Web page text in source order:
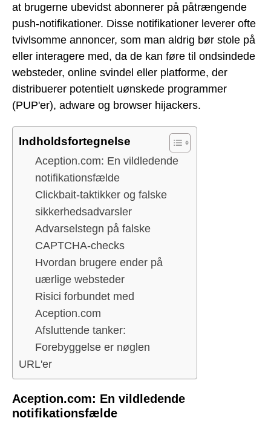
at brugerne ubevidst abonnerer på påtrængende
push-notifikationer. Disse notifikationer leverer ofte
tvivlsomme annoncer, som man aldrig bør stole på
eller interagere med, da de kan føre til ondsindede
websteder, online svindel eller platforme, der
distribuerer potentielt uønskede programmer
(PUP'er), adware og browser hijackers.
Indholdsfortegnelse
Aception.com: En vildledende
notifikationsfælde
Clickbait-taktikker og falske
sikkerhedsadvarsler
Advarselstegn på falske
CAPTCHA-checks
Hvordan brugere ender på
uærlige websteder
Risici forbundet med
Aception.com
Afsluttende tanker:
Forebyggelse er nøglen
URL'er
Aception.com: En vildledende
notifikationsfælde